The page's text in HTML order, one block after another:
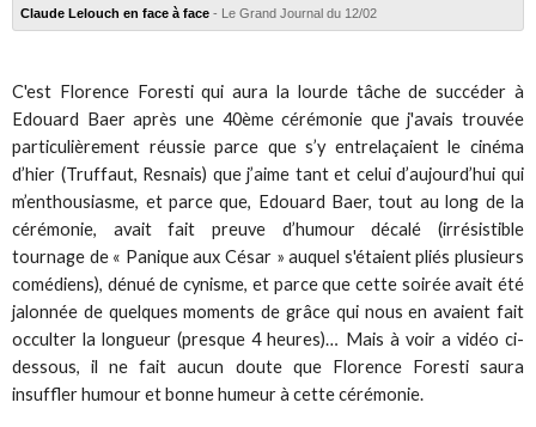
Claude Lelouch en face à face - Le Grand Journal du 12/02
C'est Florence Foresti qui aura la lourde tâche de succéder à
Edouard Baer après une 40ème cérémonie que j'avais trouvée
particulièrement réussie parce que s’y entrelaçaient le cinéma
d’hier (Truffaut, Resnais) que j’aime tant et celui d’aujourd’hui qui
m’enthousiasme, et parce que, Edouard Baer, tout au long de la
cérémonie, avait fait preuve d’humour décalé (irrésistible
tournage de « Panique aux César » auquel s'étaient pliés plusieurs
comédiens), dénué de cynisme, et parce que cette soirée avait été
jalonnée de quelques moments de grâce qui nous en avaient fait
occulter la longueur (presque 4 heures)… Mais à voir a vidéo ci-
dessous, il ne fait aucun doute que Florence Foresti saura
insuffler humour et bonne humeur à cette cérémonie.